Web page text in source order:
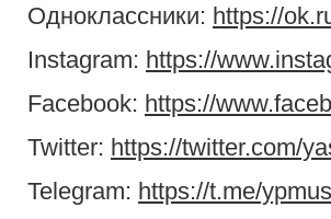
Одноклассники: https://
Instagram: https://
Facebook: https://
Twitter: https://twitter.com/
Telegram: https://t.me/